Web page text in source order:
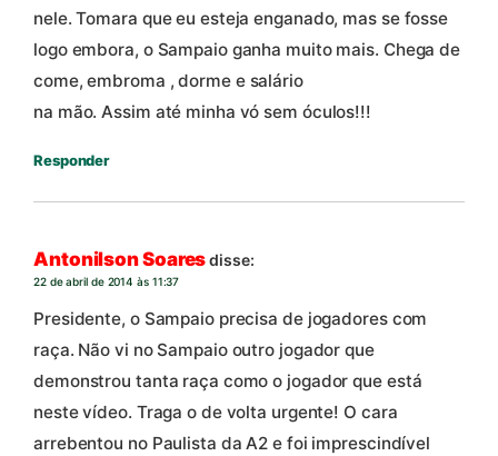
nele. Tomara que eu esteja enganado, mas se fosse
logo embora, o Sampaio ganha muito mais. Chega de
come, embroma , dorme e salário
na mão. Assim até minha vó sem óculos!!!
Responder
Antonilson Soaresdisse:
22 de abril de 2014 às 11:37
Presidente, o Sampaio precisa de jogadores com
raça. Não vi no Sampaio outro jogador que
demonstrou tanta raça como o jogador que está
neste vídeo. Traga o de volta urgente! O cara
arrebentou no Paulista da A2 e foi imprescindível